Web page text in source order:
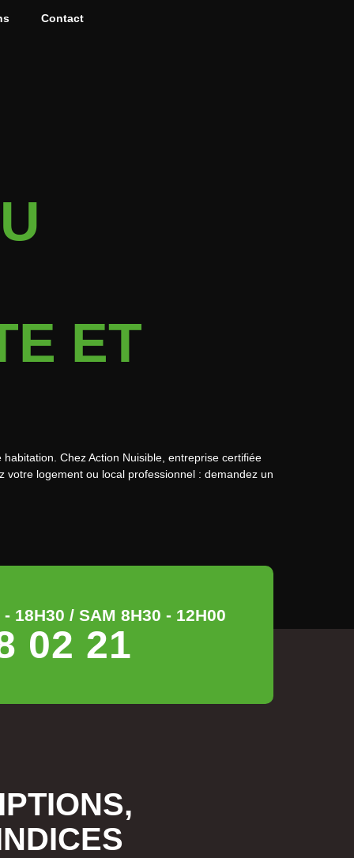
Contact
ET
habitation. Chez Action Nuisible, entreprise certifiée
logement ou local professionnel : demandez un
18H30 / SAM 8H30 - 12H00
02 21